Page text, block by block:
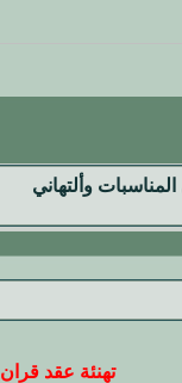
وألتهاني
تهنئة عقد قران